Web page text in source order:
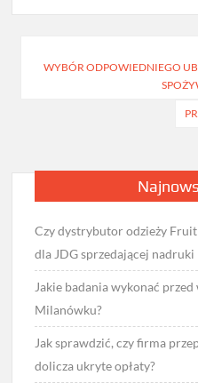
wpisu
WYBÓR ODPOWIEDNIEGO
Czy dystrybutor odzieży
dla JDG sprzedającej nadruki
Jakie badania wykonać
Milanówku?
Jak sprawdzić, czy firma
dolicza ukryte opłaty?